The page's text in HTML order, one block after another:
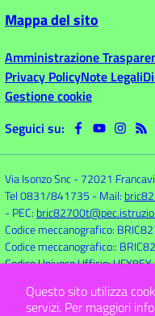
Mappa del sito
Amministrazione
Privacy PolicyNote Legali
Gestione cookie
Seguici su:
Via Isonzo Snc-72021
Tel 0831/841735 - Mail:
- PEC:
Codice meccanografico:
Codice meccanografico::
Codice Univoco Ufficio: UFX8EY
Questo sito utilizza
servizi. Per maggiori